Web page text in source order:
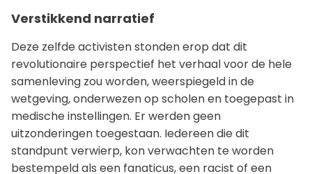
Verstikkend narratief
Deze zelfde activisten stonden erop dat dit
revolutionaire perspectief het verhaal voor de hele
samenleving zou worden, weerspiegeld in de
wetgeving, onderwezen op scholen en toegepast in
medische instellingen. Er werden geen
uitzonderingen toegestaan. Iedereen die dit
standpunt verwierp, kon verwachten te worden
bestempeld als een fanaticus, een racist of een